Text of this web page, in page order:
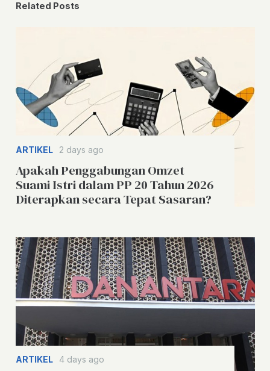
Related Posts
ARTIKEL 2 days ago
Apakah Penggabungan Omzet
Suami Istri dalam PP 20 Tahun 2026
Diterapkan secara Tepat Sasaran?
ARTIKEL 4 days ago